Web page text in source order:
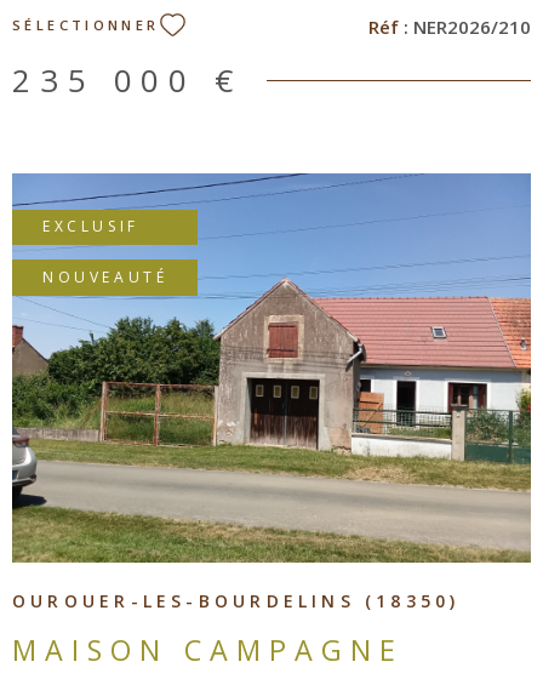
chambres avec salle d'eau ou salle de bains. La cuisine
indépendante offre un spectacle sur la nature et la
terrasse. L'entrée majestueuse ouvre sur les pièces de
réception. Le parc arboré et entièrement clôturé vous
huisseries sont neuves (double vitrage PVC) certaines
disposent de volets roulant. La maison est reliée au tout
à l'égout. Deux caves complètent l'ensemble. Cette
demeure est idéale pour un projet de famille, mais
également d'activité d'acceuil touristique, ou encore d'un
projet évènementiel. Vous l'aurez compris aucun travaux
n'est à prévoir. Les informations sur les risques auxquels
ce bien est exposé sont disponibles sur le site Géorisques
SÉLECTIONNER Réf : NER2026/210
235 000 €
OUROUER-LES-BOURDELINS (18350)
MAISON CAMPAGNE
EXCLUSIF
NOUVEAUTÉ
VOIR LE BIEN